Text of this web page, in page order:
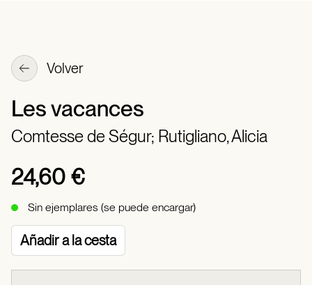
Volver
Les vacances
Comtesse de Ségur; Rutigliano, Alicia
24,60 €
Sin ejemplares (se puede encargar)
Añadir a la cesta